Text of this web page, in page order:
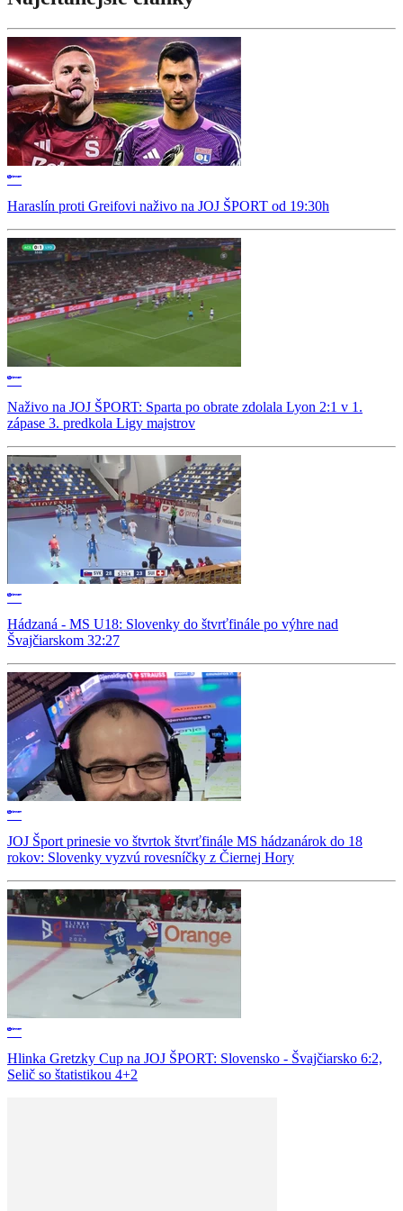
Haraslín proti Greifovi naživo na JOJ ŠPORT od 19:30h
Naživo na JOJ ŠPORT: Sparta po obrate zdolala Lyon 2:1 v 1.
zápase 3. predkola Ligy majstrov
Hádzaná - MS U18: Slovenky do štvrťfinále po výhre nad
Švajčiarskom 32:27
JOJ Šport prinesie vo štvrtok štvrťfinále MS hádzanárok do 18
rokov: Slovenky vyzvú rovesníčky z Čiernej Hory
Hlinka Gretzky Cup na JOJ ŠPORT: Slovensko - Švajčiarsko 6:2,
Selič so štatistikou 4+2